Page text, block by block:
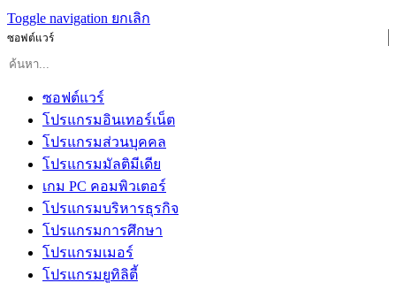
Toggle navigation ยกเลิก
ซอฟต์แวร์
ซอฟต์แวร์
โปรแกรมอินเทอร์เน็ต
โปรแกรมส่วนบุคคล
โปรแกรมมัลติมีเดีย
เกม PC คอมพิวเตอร์
โปรแกรมบริหารธุรกิจ
โปรแกรมการศึกษา
โปรแกรมเมอร์
โปรแกรมยูทิลิตี้